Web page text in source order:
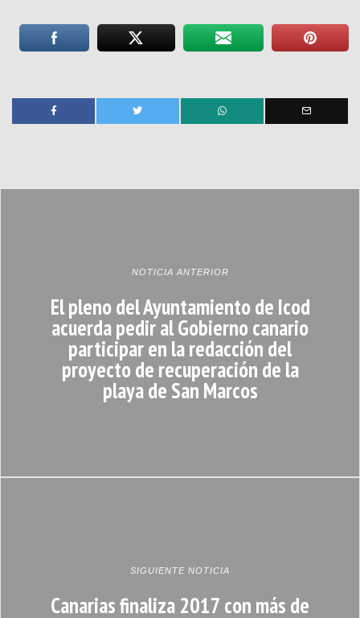
NOTICIA ANTERIOR
El pleno del Ayuntamiento de Icod
acuerda pedir al Gobierno canario
participar en la redacción del
proyecto de recuperación de la
playa de San Marcos
SIGUIENTE NOTICIA
Canarias finaliza 2017 con más de